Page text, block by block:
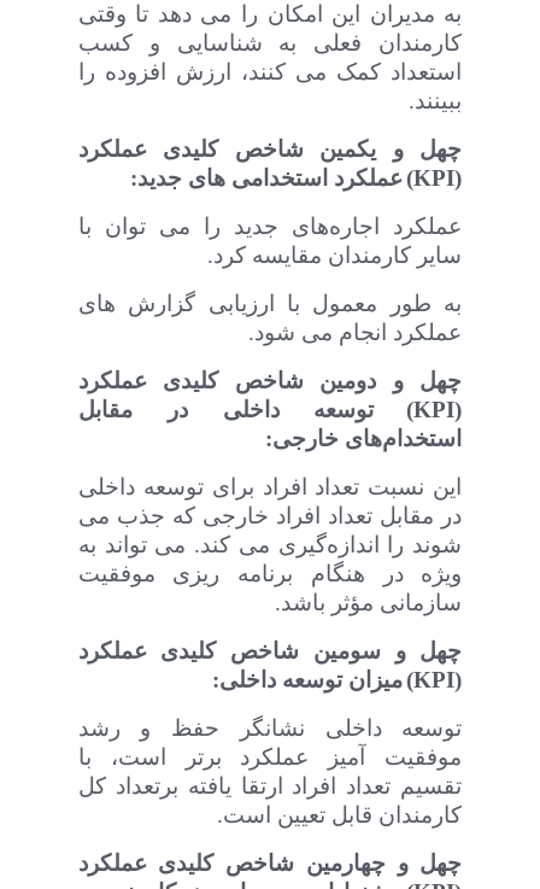
به مدیران این امکان را می دهد تا وقتی
کارمندان فعلی به شناسایی و کسب
استعداد کمک می کنند، ارزش افزوده را
ببینند.
چهل و یکمین شاخص‌ کلیدی عملکرد
(
KPI
)عملکرد استخدامی های جدید:
عملکرد اجاره‌های جدید را می توان با
سایر کارمندان مقایسه کرد.
به طور معمول با ارزیابی گزارش های
عملکرد انجام می شود.
چهل و دومین شاخص‌ کلیدی عملکرد
(
KPI
)
توسعه داخلی در مقابل
استخدام‌های خارجی:
این نسبت تعداد افراد برای توسعه داخلی
در مقابل تعداد افراد خارجی که جذب می
شوند را اندازه‌گیری می کند. می تواند به
ویژه در هنگام برنامه ریزی موفقیت
سازمانی مؤثر باشد.
چهل و سومین شاخص‌ کلیدی عملکرد
(
KPI
)میزان توسعه داخلی:
توسعه داخلی نشانگر حفظ و رشد
موفقیت آمیز عملکرد برتر است، با
تقسیم تعداد افراد ارتقا یافته برتعداد کل
کارمندان قابل تعیین است.
چهل و چهارمین شاخص‌ کلیدی عملکرد